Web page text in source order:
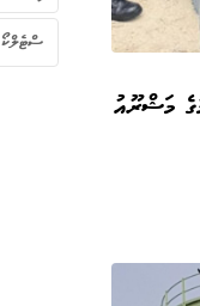
މަޝްރޫއު
ސްޓެލްކޯ